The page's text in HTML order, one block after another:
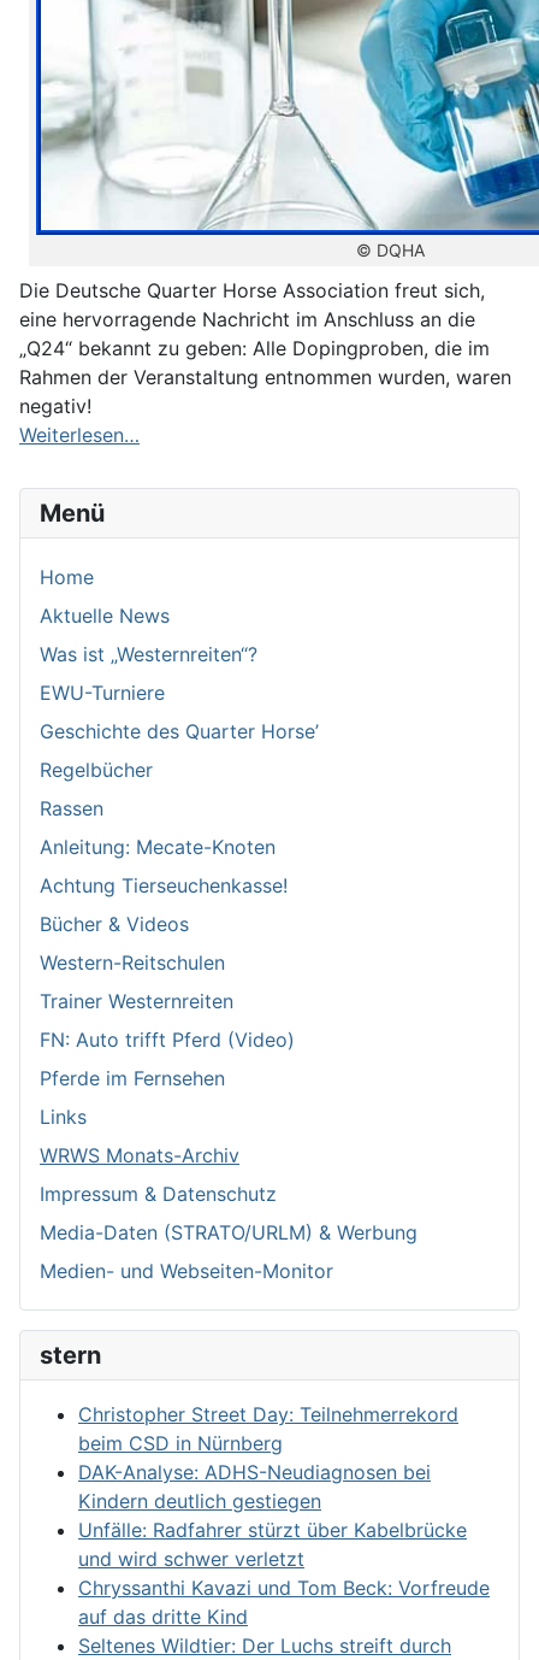
© DQHA
Die Deutsche Quarter Horse Association freut sich,
eine hervorragende Nachricht im Anschluss an die
„Q24“ bekannt zu geben: Alle Dopingproben, die im
Rahmen der Veranstaltung entnommen wurden, waren
negativ!
Weiterlesen…
Menü
Home
Aktuelle News
Was ist „Westernreiten“?
EWU-Turniere
Geschichte des Quarter Horse’
Regelbücher
Rassen
Anleitung: Mecate-Knoten
Achtung Tierseuchenkasse!
Bücher & Videos
Western-Reitschulen
Trainer Westernreiten
FN: Auto trifft Pferd (Video)
Pferde im Fernsehen
Links
WRWS Monats-Archiv
Impressum & Datenschutz
Media-Daten (STRATO/URLM) & Werbung
Medien- und Webseiten-Monitor
stern
Christopher Street Day: Teilnehmerrekord
beim CSD in Nürnberg
DAK-Analyse: ADHS-Neudiagnosen bei
Kindern deutlich gestiegen
Unfälle: Radfahrer stürzt über Kabelbrücke
und wird schwer verletzt
Chryssanthi Kavazi und Tom Beck: Vorfreude
auf das dritte Kind
Seltenes Wildtier: Der Luchs streift durch